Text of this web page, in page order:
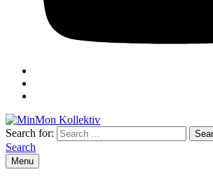
Search for:
Search
Menu